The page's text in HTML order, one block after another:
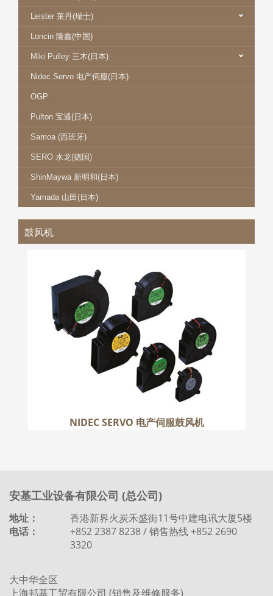
Leister 莱丹(瑞士)
Loncin 隆鑫(中国)
Miki Pulley 三木(日本)
Nidec Servo 电产伺服(日本)
OGP
Pulton 宝通(日本)
Samoa (西班牙)
SERO 水龙(德国)
ShinMaywa 新明和(日本)
Yamada 山田(日本)
鼓风机
NIDEC SERVO 电产伺服鼓风机
NIDEC SERVO 电产伺服鼓风机
更多
安基工业设备有限公司 (总公司)
地址：
香港新界火炭禾盛街11号中建电讯大厦5楼
电话：
+852 2387 8238 / 销售热线 +852 2690
3320
大中华全区
上海邦基工贸有限公司 (销售及维修服务)